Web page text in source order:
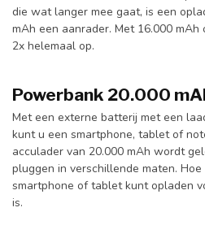
die wat langer mee gaat, is een
mAh een aanrader. Met 16.000
2x helemaal op.
Powerbank 20.000
Met een externe batterij met een
kunt u een smartphone, tablet of
acculader van 20.000 mAh wordt
pluggen in verschillende maten.
smartphone of tablet kunt opladen
is.